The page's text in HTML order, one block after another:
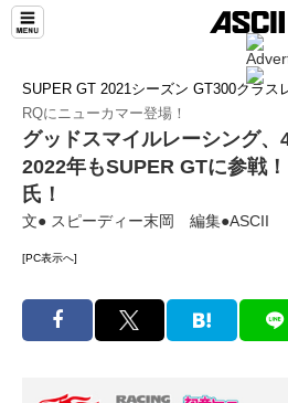
SUPER GT 2021シーズン GT300クラス
RQにニューカマー登場！
グッドスマイルレーシング、
2022年もSUPER GTに参戦
氏！
文● スピーディー末岡 編集●ASCII
[PC表示へ]